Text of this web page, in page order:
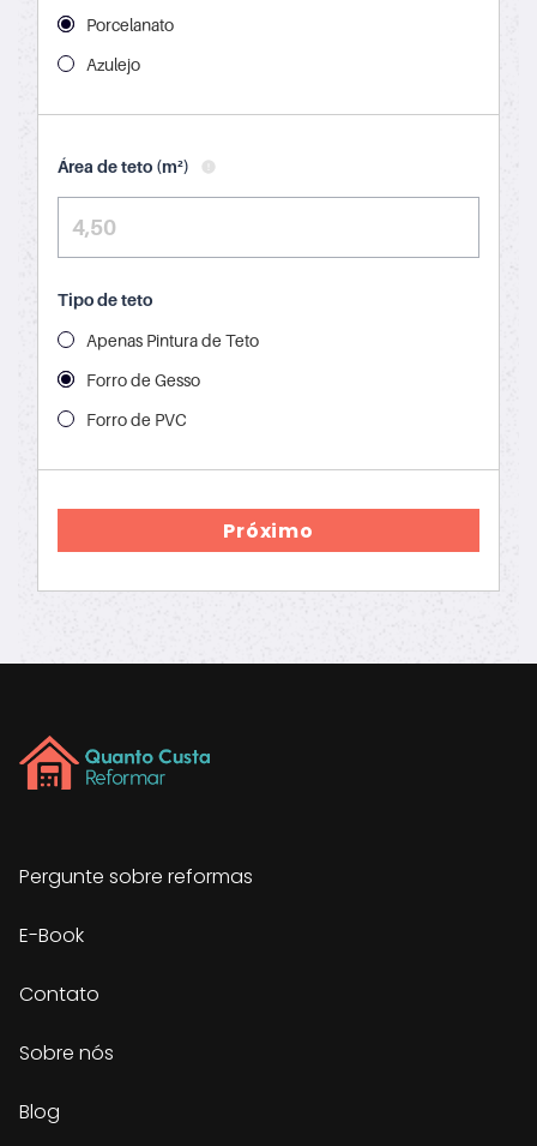
Porcelanato
Azulejo
Área de teto (m²)
Tipo de teto
Apenas Pintura de Teto
Forro de Gesso
Forro de PVC
Próximo
Pergunte sobre reformas
E-Book
Contato
Sobre nós
Blog